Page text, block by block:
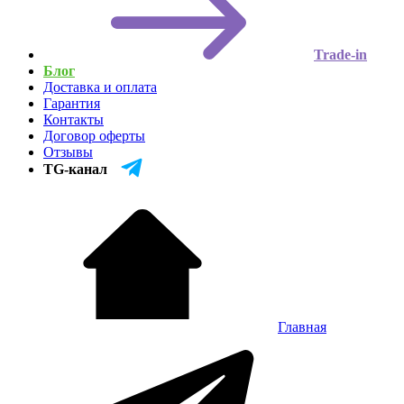
Trade-in
Блог
Доставка и оплата
Гарантия
Контакты
Договор оферты
Отзывы
TG-канал
Главная